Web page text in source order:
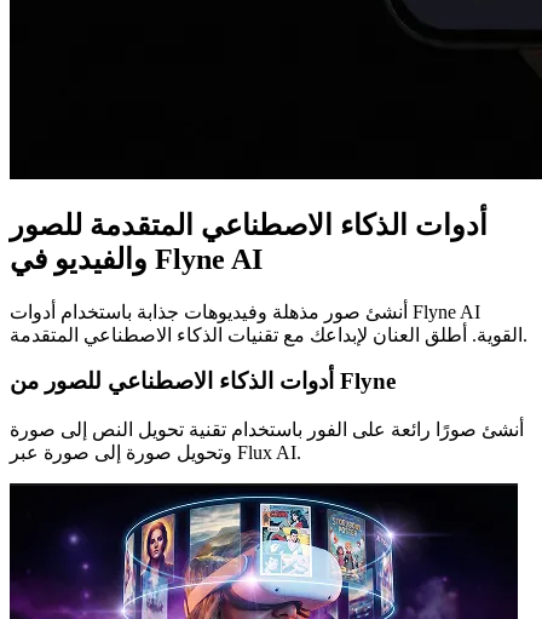
أدوات الذكاء الاصطناعي المتقدمة للصور
والفيديو في Flyne AI
أنشئ صور مذهلة وفيديوهات جذابة باستخدام أدوات Flyne AI
القوية. أطلق العنان لإبداعك مع تقنيات الذكاء الاصطناعي المتقدمة.
أدوات الذكاء الاصطناعي للصور من Flyne
أنشئ صورًا رائعة على الفور باستخدام تقنية تحويل النص إلى صورة
وتحويل صورة إلى صورة عبر Flux AI.